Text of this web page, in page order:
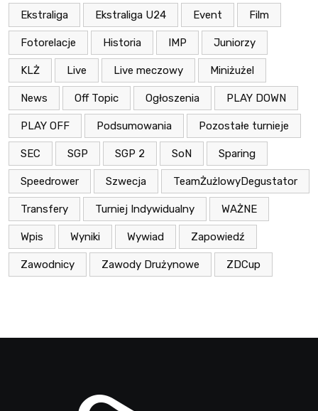
Ekstraliga Ekstraliga U24 Event Film
Fotorelacje Historia IMP Juniorzy
KLŻ Live Live meczowy Miniżużel
News Off Topic Ogłoszenia PLAY DOWN
PLAY OFF Podsumowania Pozostałe turnieje
SEC SGP SGP 2 SoN Sparing
Speedrower Szwecja TeamŻużlowyDegustator
Transfery Turniej Indywidualny WAŻNE
Wpis Wyniki Wywiad Zapowiedź
Zawodnicy Zawody Drużynowe ZDCup